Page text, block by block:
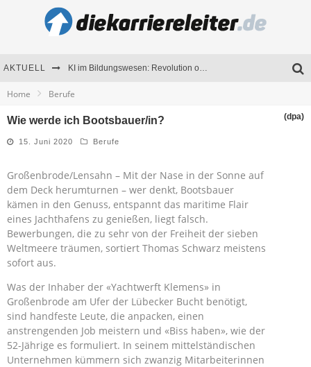
AKTUELL KI im Bildungswesen: Revolution oder Risiko für Schulen und Universitäten?
Home Berufe
Wie werde ich Bootsbauer/in? (dpa)
15. Juni 2020 Berufe
Großenbrode/Lensahn – Mit der Nase in der Sonne auf
dem Deck herumturnen – wer denkt, Bootsbauer
kämen in den Genuss, entspannt das maritime Flair
eines Jachthafens zu genießen, liegt falsch.
Bewerbungen, die zu sehr von der Freiheit der sieben
Weltmeere träumen, sortiert Thomas Schwarz meistens
sofort aus.
Was der Inhaber der «Yachtwerft Klemens» in
Großenbrode am Ufer der Lübecker Bucht benötigt,
sind handfeste Leute, die anpacken, einen
anstrengenden Job meistern und «Biss haben», wie der
52-Jährige es formuliert. In seinem mittelständischen
Unternehmen kümmern sich zwanzig Mitarbeiterinnen